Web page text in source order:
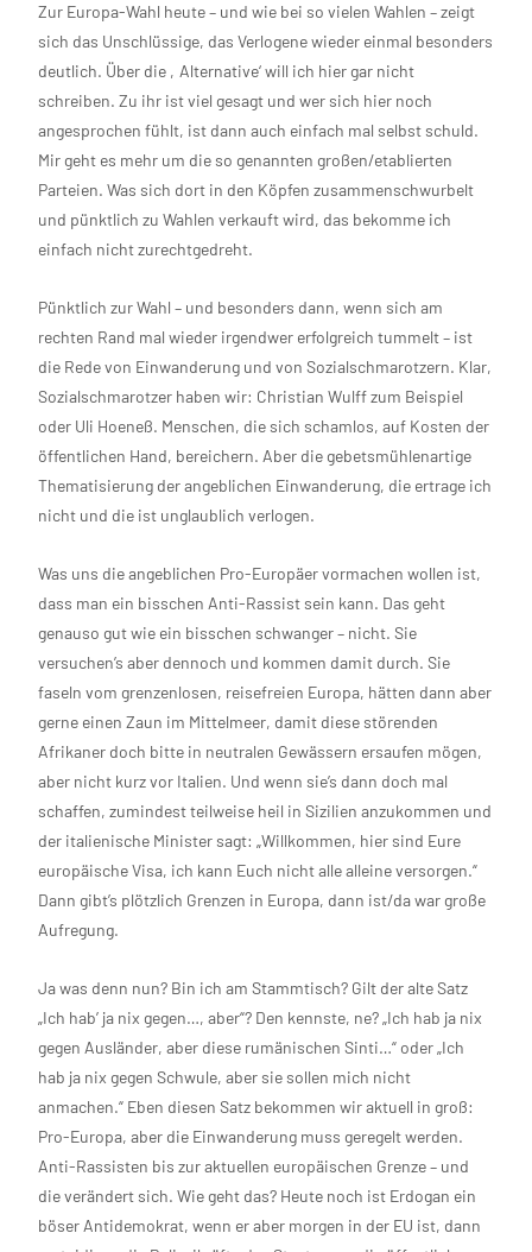
Zur Europa-Wahl heute – und wie bei so vielen Wahlen – zeigt
sich das Unschlüssige, das Verlogene wieder einmal besonders
deutlich. Über die ‚Alternative‘ will ich hier gar nicht
schreiben. Zu ihr ist viel gesagt und wer sich hier noch
angesprochen fühlt, ist dann auch einfach mal selbst schuld.
Mir geht es mehr um die so genannten großen/etablierten
Parteien. Was sich dort in den Köpfen zusammenschwurbelt
und pünktlich zu Wahlen verkauft wird, das bekomme ich
einfach nicht zurechtgedreht.
Pünktlich zur Wahl – und besonders dann, wenn sich am
rechten Rand mal wieder irgendwer erfolgreich tummelt – ist
die Rede von Einwanderung und von Sozialschmarotzern. Klar,
Sozialschmarotzer haben wir: Christian Wulff zum Beispiel
oder Uli Hoeneß. Menschen, die sich schamlos, auf Kosten der
öffentlichen Hand, bereichern. Aber die gebetsmühlenartige
Thematisierung der angeblichen Einwanderung, die ertrage ich
nicht und die ist unglaublich verlogen.
Was uns die angeblichen Pro-Europäer vormachen wollen ist,
dass man ein bisschen Anti-Rassist sein kann. Das geht
genauso gut wie ein bisschen schwanger – nicht. Sie
versuchen’s aber dennoch und kommen damit durch. Sie
faseln vom grenzenlosen, reisefreien Europa, hätten dann aber
gerne einen Zaun im Mittelmeer, damit diese störenden
Afrikaner doch bitte in neutralen Gewässern ersaufen mögen,
aber nicht kurz vor Italien. Und wenn sie’s dann doch mal
schaffen, zumindest teilweise heil in Sizilien anzukommen und
der italienische Minister sagt: „Willkommen, hier sind Eure
europäische Visa, ich kann Euch nicht alle alleine versorgen.“
Dann gibt’s plötzlich Grenzen in Europa, dann ist/da war große
Aufregung.
Ja was denn nun? Bin ich am Stammtisch? Gilt der alte Satz
„Ich hab’ ja nix gegen…, aber“? Den kennste, ne? „Ich hab ja nix
gegen Ausländer, aber diese rumänischen Sinti…“ oder „Ich
hab ja nix gegen Schwule, aber sie sollen mich nicht
anmachen.“ Eben diesen Satz bekommen wir aktuell in groß:
Pro-Europa, aber die Einwanderung muss geregelt werden.
Anti-Rassisten bis zur aktuellen europäischen Grenze – und
die verändert sich. Wie geht das? Heute noch ist Erdogan ein
böser Antidemokrat, wenn er aber morgen in der EU ist, dann